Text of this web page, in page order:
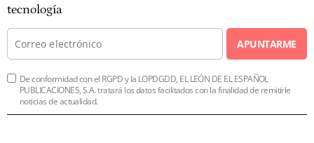
tecnología
APUNTARME
De conformidad con el RGPD y la LOPDGDD, EL LEÓN DE EL ESPAÑOL
PUBLICACIONES, S.A. tratará los datos facilitados con la finalidad de remitirle
noticias de actualidad.